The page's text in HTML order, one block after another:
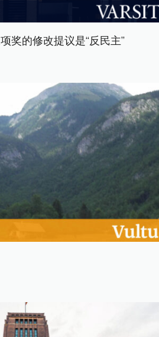
奖的修改提议是“反民主”